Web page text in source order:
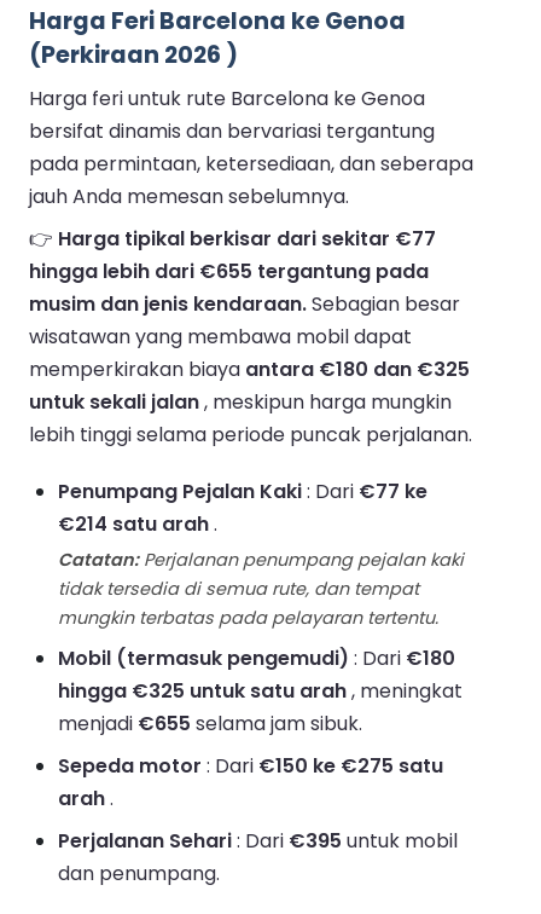
Harga Feri Barcelona ke Genoa
(Perkiraan 2026 )
Harga feri untuk rute Barcelona ke Genoa
bersifat dinamis dan bervariasi tergantung
pada permintaan, ketersediaan, dan seberapa
jauh Anda memesan sebelumnya.
👉 Harga tipikal berkisar dari sekitar €77
hingga lebih dari €655 tergantung pada
musim dan jenis kendaraan.Sebagian besar
wisatawan yang membawa mobil dapat
memperkirakan biaya antara €180 dan €325
untuk sekali jalan, meskipun harga mungkin
lebih tinggi selama periode puncak perjalanan.
Penumpang Pejalan Kaki: Dari €77 ke
€214 satu arah.
Catatan:Perjalanan penumpang pejalan kaki
tidak tersedia di semua rute, dan tempat
mungkin terbatas pada pelayaran tertentu.
Mobil (termasuk pengemudi) : Dari €180
hingga €325 untuk satu arah, meningkat
menjadi €655 selama jam sibuk.
Sepeda motor : Dari €150 ke €275 satu
arah.
Perjalanan Sehari: Dari €395 untuk mobil
dan penumpang.